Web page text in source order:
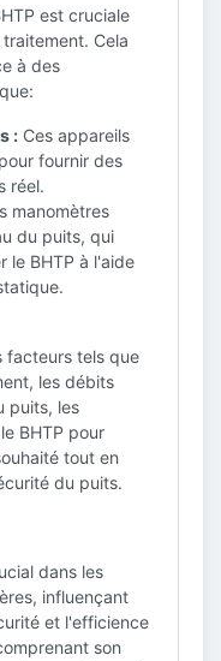
est cruciale
Cela
à des
: Ces appareils
fournir des
réel.
manomètres
du puits, qui
le BHTP à l'aide
facteurs tels que
les débits
puits, les
BHTP pour
tout en
du puits.
dans les
influençant
et l'efficience
son